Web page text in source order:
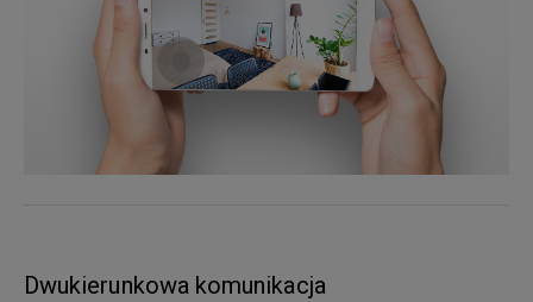
Dwukierunkowa komunikacja